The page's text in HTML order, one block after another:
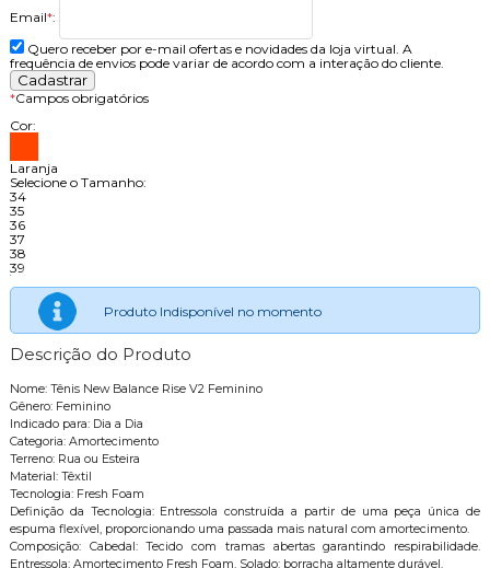
Email*:
Quero receber por e-mail ofertas e novidades da loja virtual. A
frequência de envios pode variar de acordo com a interação do cliente.
*Campos obrigatórios
Cor:
Laranja
Selecione o Tamanho:
34
35
36
37
38
39
Produto Indisponível no momento
Descrição do Produto
Nome: Tênis New Balance Rise V2 Feminino
Gênero: Feminino
Indicado para: Dia a Dia
Categoria: Amortecimento
Terreno: Rua ou Esteira
Material: Têxtil
Tecnologia: Fresh Foam
Definição da Tecnologia: Entressola construída a partir de uma peça única de
espuma flexível, proporcionando uma passada mais natural com amortecimento.
Composição: Cabedal: Tecido com tramas abertas garantindo respirabilidade.
Entressola: Amortecimento Fresh Foam. Solado: borracha altamente durável.